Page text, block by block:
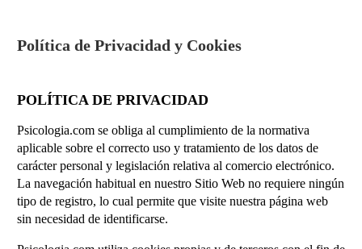
Política de Privacidad y Cookies
POLÍTICA DE PRIVACIDAD
Psicologia.com se obliga al cumplimiento de la normativa
aplicable sobre el correcto uso y tratamiento de los datos de
carácter personal y legislación relativa al comercio electrónico.
La navegación habitual en nuestro Sitio Web no requiere ningún
tipo de registro, lo cual permite que visite nuestra página web
sin necesidad de identificarse.